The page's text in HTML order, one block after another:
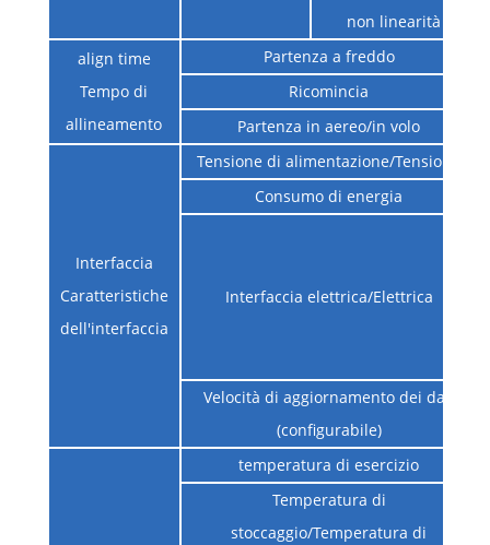
non linearità
align time
Tempo di
allineamento
Partenza a freddo
Ricomincia
Partenza in aereo/in volo
Interfaccia
Caratteristiche
dell'interfaccia
Tensione di alimentazione/Tensione
Consumo di energia
Interfaccia elettrica/Elettrica
Velocità di aggiornamento dei dati
(configurabile)
temperatura di esercizio
Temperatura di
stoccaggio/Temperatura di